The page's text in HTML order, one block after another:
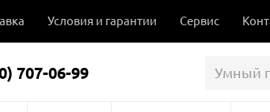
Условия и гарантии Сервис
707-06-99